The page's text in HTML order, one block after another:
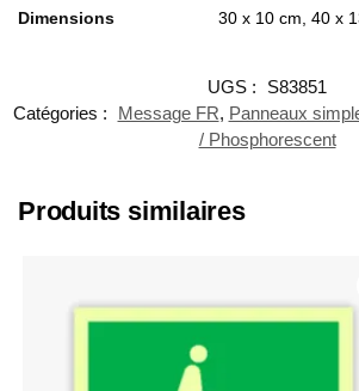
Dimensions 30 x 10 cm, 40 x
UGS :
S83851
Catégories :
Message FR, Panneaux
/ Phosphorescent
Produits similaires